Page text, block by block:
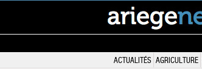
ACTUALITÉS AGRICULTURE